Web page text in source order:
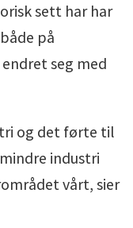
sett har har
på
seg med
og det førte til
industri
vårt, sier